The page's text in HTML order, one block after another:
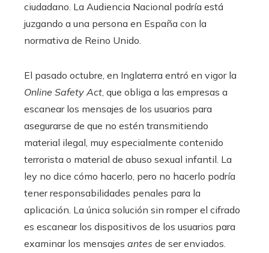
ciudadano. La Audiencia Nacional podría está
juzgando a una persona en España con la
normativa de Reino Unido.
El pasado octubre, en Inglaterra entró en vigor la
Online Safety Act, que obliga a las empresas a
escanear los mensajes de los usuarios para
asegurarse de que no estén transmitiendo
material ilegal, muy especialmente contenido
terrorista o material de abuso sexual infantil. La
ley no dice cómo hacerlo, pero no hacerlo podría
tener responsabilidades penales para la
aplicación. La única solución sin romper el cifrado
es escanear los dispositivos de los usuarios para
examinar los mensajes antes de ser enviados.